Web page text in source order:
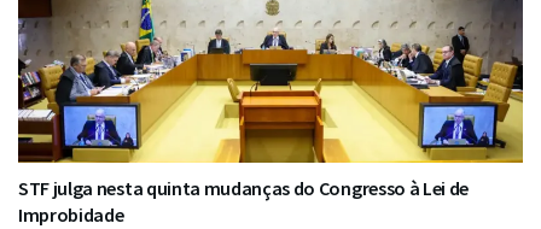
STF julga nesta quinta mudanças do Congresso à Lei de
Improbidade